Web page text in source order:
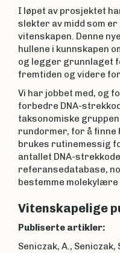
I løpet av prosjektet
slekter av midd som
vitenskapen. Denne
hullene i kunnskapen
og legger grunnlaget
fremtiden og videre
Vi har jobbet med, og
forbedre DNA-
taksonomiske
rundormer, for å finne
brukes rutinemessig
antallet DNA-
referansedatabase,
bestemme
Vitenskapelige
Publiserte artikler:
Seniczak, A., Seniczak,